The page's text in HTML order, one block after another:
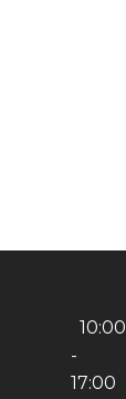
10:00
-
17:00